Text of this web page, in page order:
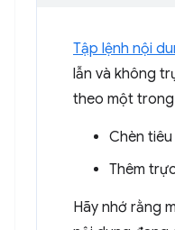
Tập lệnh nội
lẫn và không
theo một
Chèn
Thêm
Hãy nhớ rằng